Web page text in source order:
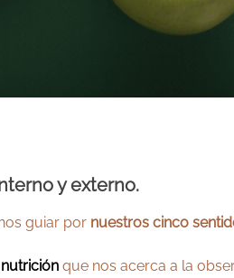
y externo.
guiar por nuestros cinco
nutrición que nos acerca a la